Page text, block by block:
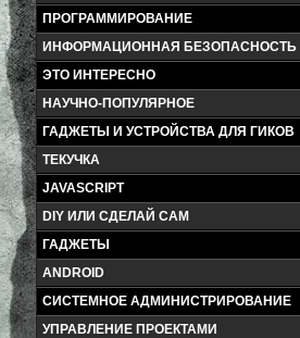
ПРОГРАММИРОВАНИЕ
ИНФОРМАЦИОННАЯ БЕЗОПАСНОСТЬ
ЭТО ИНТЕРЕСНО
НАУЧНО-ПОПУЛЯРНОЕ
ГАДЖЕТЫ И УСТРОЙСТВА ДЛЯ ГИКОВ
ТЕКУЧКА
JAVASCRIPT
DIY ИЛИ СДЕЛАЙ САМ
ГАДЖЕТЫ
ANDROID
СИСТЕМНОЕ АДМИНИСТРИРОВАНИЕ
УПРАВЛЕНИЕ ПРОЕКТАМИ